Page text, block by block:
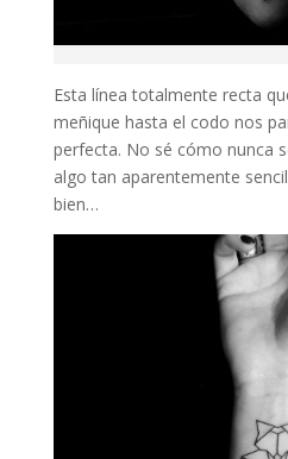
Esta línea totalmente recta
meñique hasta el codo nos
perfecta. No sé cómo nunca
algo tan aparentemente
bien…